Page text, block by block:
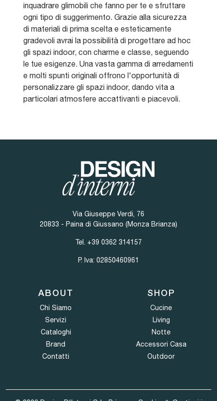
inquadrare glimobili che fanno per te e sfruttare
ogni tipo di suggerimento. Grazie alla sicurezza
di materiali di prima scelta e esteticamente
gradevoli avrai la possibilità di progettare ad hoc
gli spazi indoor, con charme e classe, seguendo
le tue esigenze. Una vasta gamma di arredamenti
e molti spunti originali offrono l'opportunità di
personalizzare gli spazi indoor, dando vita a
particolari atmosfere accattivanti e piacevoli.
Via Giuseppe Verdi, 76
20833 - Paina di Giussano (Monza Brianza)
Tel. +39 0362 314157
P. Iva: 02850460961
ABOUT
Chi Siamo
Servizi
Cataloghi
Brand
Contatti
SHOP
Cucine
Living
Notte
Accessori Casa
Outdoor